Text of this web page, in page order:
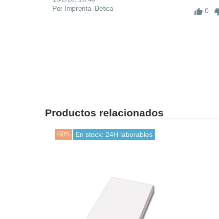
Por Imprenta_Betica
0
Productos relacionados
-50% En stock: 24H laborables